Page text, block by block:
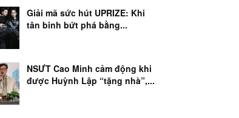
Giải mã sức hút UPRIZE: Khi
tân binh bứt phá bằng...
NSƯT Cao Minh cảm động khi
được Huỳnh Lập “tặng nhà”,...